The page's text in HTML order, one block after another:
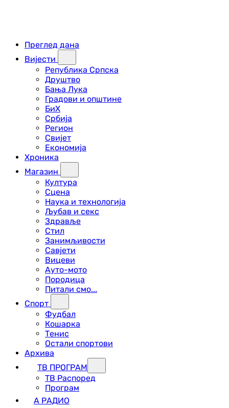
Преглед дана
Вијести
Република Српска
Друштво
Бања Лука
Градови и општине
БиХ
Србија
Регион
Свијет
Економија
Хроника
Магазин
Култура
Сцена
Наука и технологија
Љубав и секс
Здравље
Стил
Занимљивости
Савјети
Вицеви
Ауто-мото
Породица
Питали смо...
Спорт
Фудбал
Кошарка
Тенис
Остали спортови
Архива
ТВ ПРОГРАМ
ТВ Распоред
Програм
А РАДИО